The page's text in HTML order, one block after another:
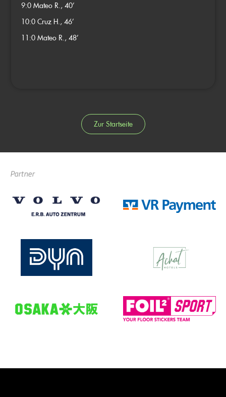
9:0 Mateo R., 40’
10:0 Cruz H., 46’
11:0 Mateo R., 48’
Zur Startseite
Partner